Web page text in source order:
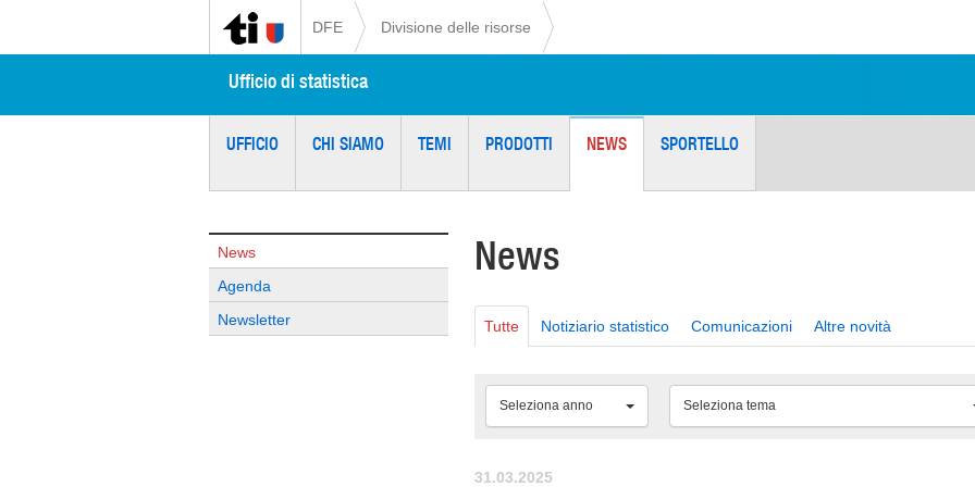
DFE Divisione delle risorse
Ufficio di statistica
UFFICIO CHI SIAMO TEMI PRODOTTI NEWS SPORTELLO
News
Agenda
Newsletter
News
Tutte Notiziario statistico Comunicazioni Altre novità
Seleziona anno Seleziona tema
31.03.2025